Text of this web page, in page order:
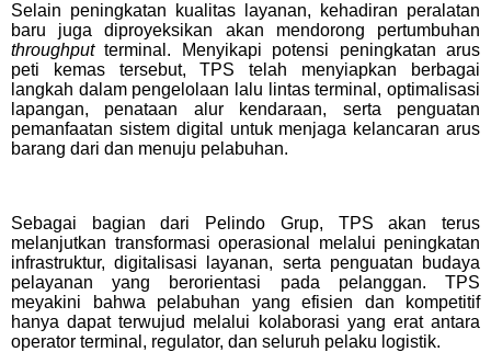
Selain peningkatan kualitas layanan, kehadiran peralatan
baru juga diproyeksikan akan mendorong pertumbuhan
throughputterminal. Menyikapi potensi peningkatan arus
peti kemas tersebut, TPS telah menyiapkan berbagai
langkah dalam pengelolaan lalu lintas terminal, optimalisasi
lapangan, penataan alur kendaraan, serta penguatan
pemanfaatan sistem digital untuk menjaga kelancaran arus
barang dari dan menuju pelabuhan.
Sebagai bagian dari Pelindo Grup, TPS akan terus
melanjutkan transformasi operasional melalui peningkatan
infrastruktur, digitalisasi layanan, serta penguatan budaya
pelayanan yang berorientasi pada pelanggan. TPS
meyakini bahwa pelabuhan yang efisien dan kompetitif
hanya dapat terwujud melalui kolaborasi yang erat antara
operator terminal, regulator, dan seluruh pelaku logistik.